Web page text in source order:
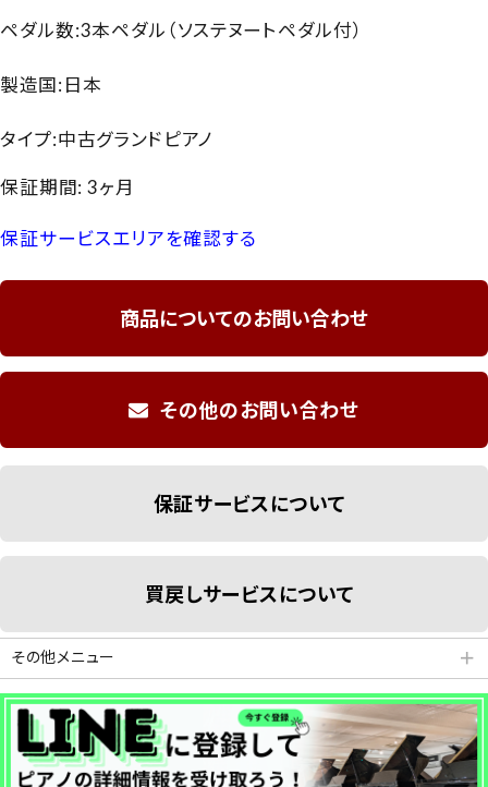
ペダル数:3本ペダル（ソステヌートペダル付）
製造国:日本
タイプ:中古グランドピアノ
保証期間: 3ヶ月
保証サービスエリアを確認する
商品についてのお問い合わせ
その他のお問い合わせ
保証サービスについて
買戻しサービスについて
その他メニュー ＋
分割払いシミュレーション